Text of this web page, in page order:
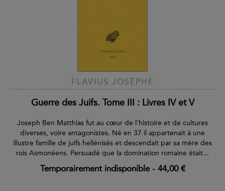
FLAVIUS JOSÈPHE
Guerre des Juifs. Tome III : Livres IV et V
Joseph Ben Matthias fut au cœur de l'histoire et de cultures
diverses, voire antagonistes. Né en 37 il appartenait à une
illustre famille de juifs hellénisés et descendait par sa mère des
rois Asmonéens. Persuadé que la domination romaine était...
Temporairement indisponible- 44,00 €